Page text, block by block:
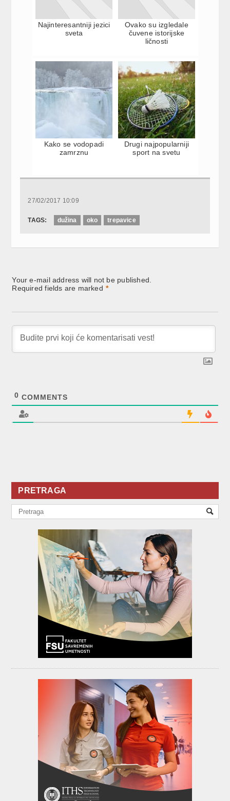
Najinteresantniji jezici
sveta
Ovako su izgledale
čuvene istorijske
ličnosti
Kako se vodopadi
zamrznu
Drugi najpopularniji
sport na svetu
27/02/2017 10:09
TAGS: dužina oko trepavice
Your e-mail address will not be published.
Required fields are marked *
0 COMMENTS
PRETRAGA